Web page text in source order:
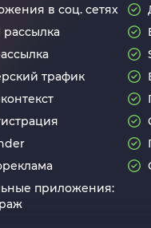
в соц. сетях
рассылка
трафик
приложения: